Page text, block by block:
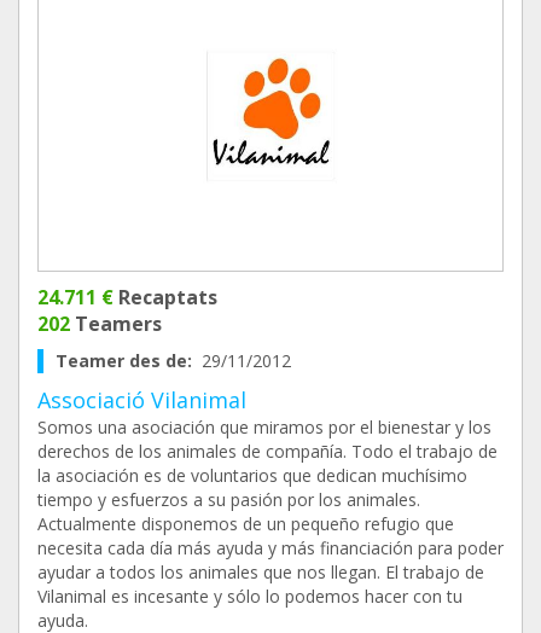
24.711 € Recaptats
202 Teamers
Teamer des de: 29/11/2012
Associació Vilanimal
Somos una asociación que miramos por el bienestar y los
derechos de los animales de compañía. Todo el trabajo de
la asociación es de voluntarios que dedican muchísimo
tiempo y esfuerzos a su pasión por los animales.
Actualmente disponemos de un pequeño refugio que
necesita cada día más ayuda y más financiación para poder
ayudar a todos los animales que nos llegan. El trabajo de
Vilanimal es incesante y sólo lo podemos hacer con tu
ayuda.